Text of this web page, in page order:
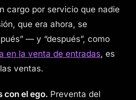
cargo por servicio que nadie
que era ahora, se
— y “después”, como
en la venta de entradas, es
ventas.
con el ego. Preventa del